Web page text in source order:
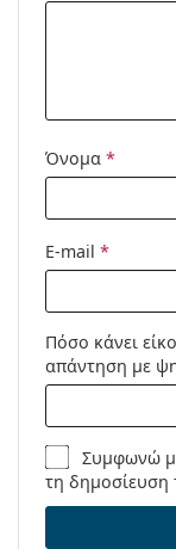
Όνομα *
E-mail *
Πόσο κάνει
απάντηση με
Συμφωνώ
τη δημοσίευση